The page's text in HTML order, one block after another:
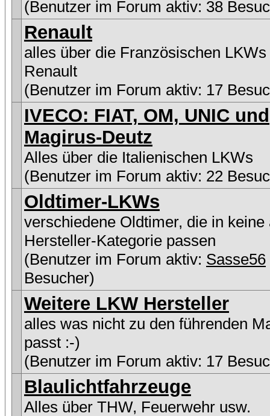
(Benutzer im Forum aktiv: 38
Renault
alles über die Französischen LKWs
Renault
(Benutzer im Forum aktiv: 17
IVECO: FIAT, OM, UNIC und
Magirus-Deutz
Alles über die Italienischen LKWs
(Benutzer im Forum aktiv: 22
Oldtimer-LKWs
verschiedene Oldtimer, die in keine
Hersteller-Kategorie passen
(Benutzer im Forum aktiv: Sasse56
Besucher)
Weitere LKW Hersteller
alles was nicht zu den führenden
passt :-)
(Benutzer im Forum aktiv: 17
Blaulichtfahrzeuge
Alles über THW, Feuerwehr usw.